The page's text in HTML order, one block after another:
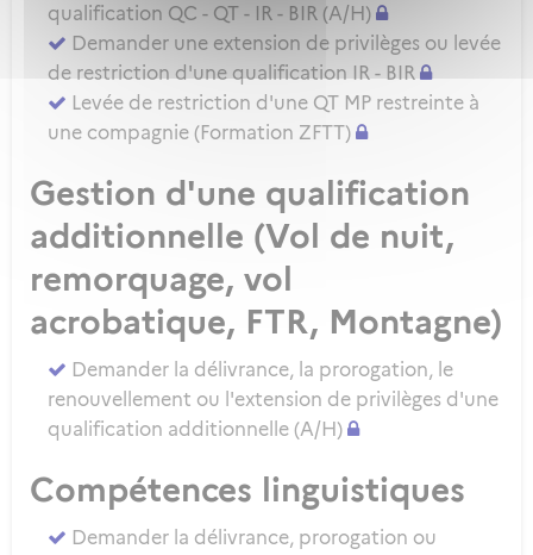
qualification QC - QT - IR - BIR (A/H)
Demander une extension de privilèges ou levée
de restriction d'une qualification IR - BIR
Levée de restriction d'une QT MP restreinte à
une compagnie (Formation ZFTT)
Gestion d'une qualification
additionnelle (Vol de nuit,
remorquage, vol
acrobatique, FTR, Montagne)
Demander la délivrance, la prorogation, le
renouvellement ou l'extension de privilèges d'une
qualification additionnelle (A/H)
Compétences linguistiques
Demander la délivrance, prorogation ou